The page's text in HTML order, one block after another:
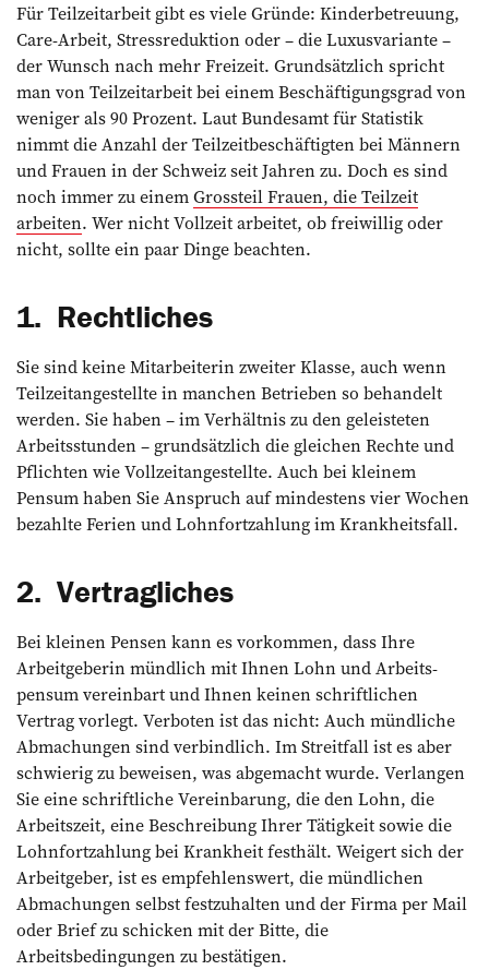
Für Teilzeitarbeit gibt es viele Gründe: Kinderbetreuung,
Care-Arbeit, Stressreduktion oder – die Luxusvariante –
der Wunsch nach mehr Freizeit. Grundsätzlich spricht
man von Teilzeitarbeit bei einem Beschäftigungsgrad von
weniger als 90 Prozent. Laut Bundesamt für ­Statistik
nimmt die Anzahl der Teilzeitbeschäftigten bei Männern
und Frauen in der Schweiz seit Jahren zu. Doch es sind
noch immer zu einemGrossteil Frauen, die Teilzeit
arbeiten. Wer nicht Vollzeit arbeitet, ob freiwillig oder
nicht, sollte ein paar Dinge beachten.
1. Rechtliches
Sie sind keine Mitarbeiterin zweiter Klasse, auch wenn
Teilzeitangestellte in manchen Betrieben so behandelt
werden. Sie haben – im Verhältnis zu den geleisteten
Arbeitsstunden – grundsätzlich die gleichen Rechte und
Pflichten wie Vollzeitangestellte. Auch bei kleinem
Pensum ­haben Sie Anspruch auf mindestens vier Wochen
bezahlte Ferien und Lohnfortzahlung im Krankheitsfall.
2. Vertragliches
Bei kleinen Pensen kann es vorkommen, dass Ihre
Arbeitgeberin mündlich mit Ihnen Lohn und Arbeits­
pensum vereinbart und Ihnen keinen schriftlichen
Vertrag vorlegt. Verboten ist das nicht: Auch mündliche
Abmachungen sind verbindlich. Im Streitfall ist es aber
schwierig zu beweisen, was abgemacht wurde. Verlangen
Sie eine schriftliche Vereinbarung, die den Lohn, die
Arbeitszeit, eine Beschreibung ­Ihrer Tätigkeit sowie die
Lohnfortzahlung bei Krankheit festhält. Weigert sich der
Arbeit­geber, ist es empfehlenswert, die mündlichen
Abmachungen selbst festzuhalten und der Firma per Mail
oder Brief zu schicken mit der Bitte, die
Arbeitsbedingungen zu bestätigen.